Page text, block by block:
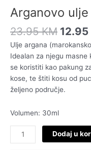
Arganovo ulje
23.95KM 12.95
Ulje argana
Idealan za njegu masne
se koristiti kao pakung
kose, te štiti kosu od
željeno područje.
Volumen: 30ml
Dodaj u